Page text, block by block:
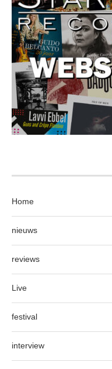
Home
nieuws
reviews
Live
festival
interview